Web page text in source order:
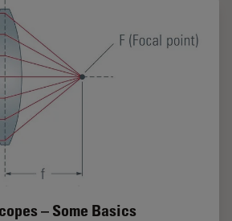
– Some Basics